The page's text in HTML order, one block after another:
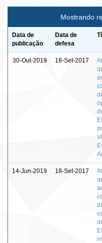
Mostrando
Data de
publicação
Data de
defesa
30-Out-2019 18-Set-2017
14-Jun-2019 18-Set-2017